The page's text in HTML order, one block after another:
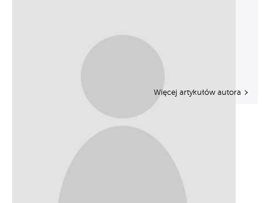
Więcej artykułów autora